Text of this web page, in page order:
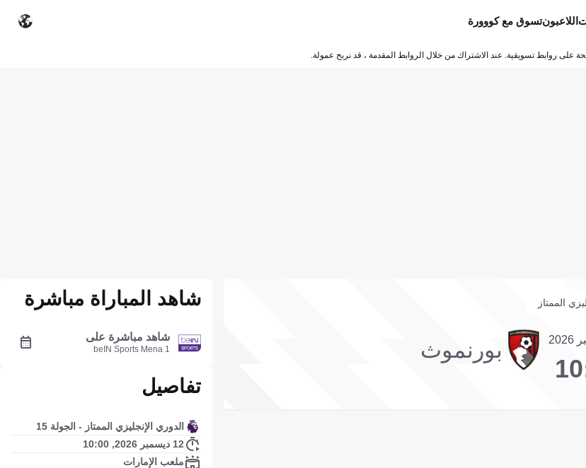
اللاعبونتسوق مع كووورة
على روابط تسويقية. عند الاشتراك من خلال الروابط المقدمة ، قد نربح عمولة.
الممتاز
بورنموث
شاهد المباراة مباشرة
شاهد مباشرة على
beIN Sports Mena 1
تفاصيل
الدوري الإنجليزي الممتاز - الجولة 15
12 ديسمبر 2026, 10:00
ملعب الإمارات